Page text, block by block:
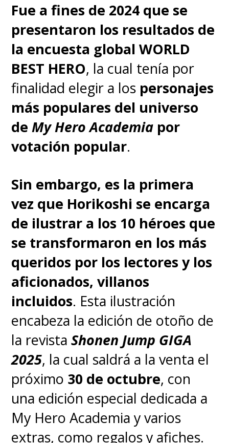
Revivan el anuncio en el canal
de SuperGeek en YouTube.
¡Exclusivo! 3, 2, 1...
@AccionComicsanunció
en Cinta Cósmica de
@supergeekclla
publicación del manga de
LOS GATOS SAMURÁI, de
Tatsuya Sôma, en Chile 😺
🍕
Revivan la entrevista al
Fue a fines de 2024 que se
presentaron los resultados de
la encuesta global WORLD
BEST HERO, la cual tenía por
finalidad elegir a los personajes
más populares del universo
deMy Hero Academia por
votación popular.
Sin embargo, es la primera
vez que Horikoshi se encarga
de ilustrar a los 10 héroes que
se transformaron en los más
queridos por los lectores y los
aficionados, villanos
incluidos. Esta ilustración
encabeza la edición de otoño de
la revistaShonen Jump GIGA
2025, la cual saldrá a la venta el
próximo 30 de octubre, con
una edición especial dedicada a
My Hero Academia y varios
extras, como regalos y afiches.